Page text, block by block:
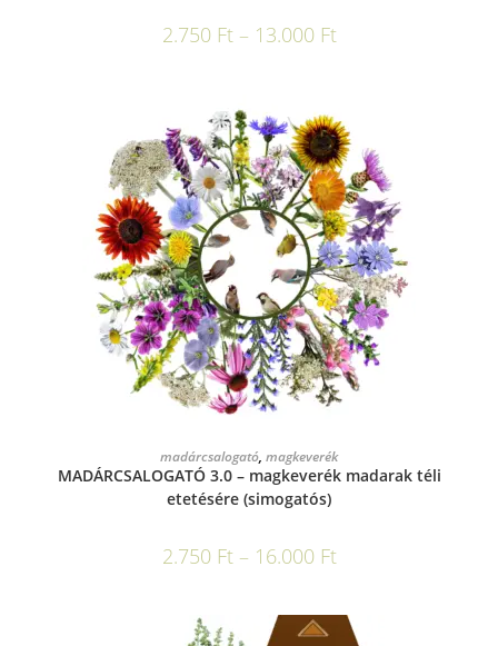
2.750 Ft – 13.000 Ft
OPCIÓK VÁLASZTÁSA
madárcsalogató, magkeverék
MADÁRCSALOGATÓ 3.0 – magkeverék madarak téli
etetésére (simogatós)
2.750 Ft – 16.000 Ft